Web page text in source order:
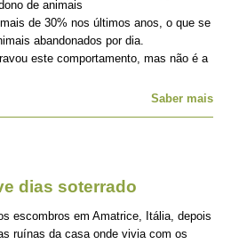
de animais
de 30% nos últimos anos, o que se
abandonados por dia.
este comportamento, mas não é a
Saber mais
dias soterrado
escombros em Amatrice, Itália, depois
ruínas da casa onde vivia com os